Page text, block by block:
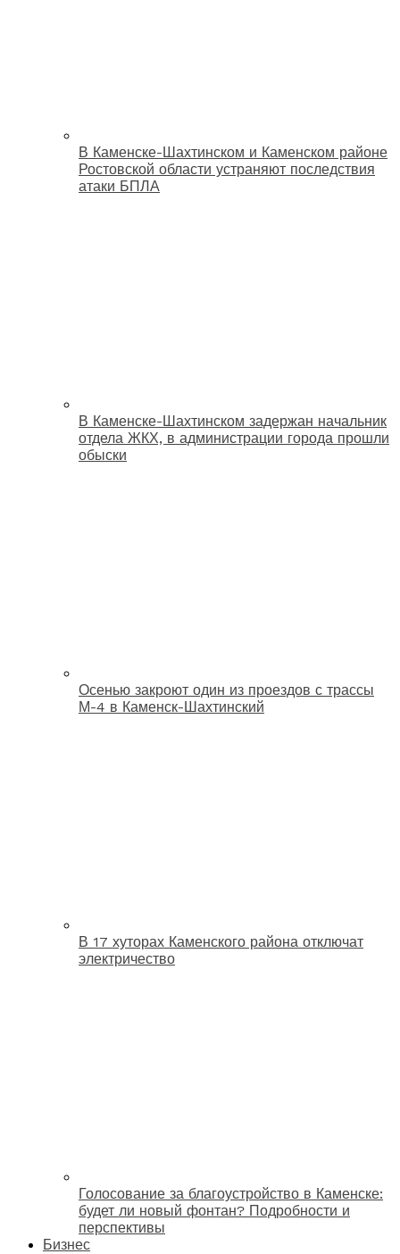
В Каменске-Шахтинском и Каменском районе
Ростовской области устраняют последствия
атаки БПЛА
В Каменске-Шахтинском задержан начальник
отдела ЖКХ, в администрации города прошли
обыски
Осенью закроют один из проездов с трассы
М-4 в Каменск-Шахтинский
В 17 хуторах Каменского района отключат
электричество
Голосование за благоустройство в Каменске:
будет ли новый фонтан? Подробности и
перспективы
Бизнес